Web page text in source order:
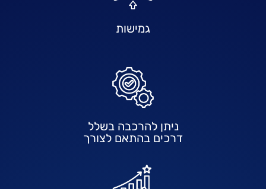
גמישות
ניתן להרכבה בשלל
דרכים בהתאם לצורך